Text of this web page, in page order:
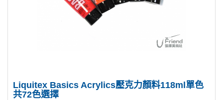
Liquitex Basics Acrylics壓克力顏料118ml單色
共72色選擇